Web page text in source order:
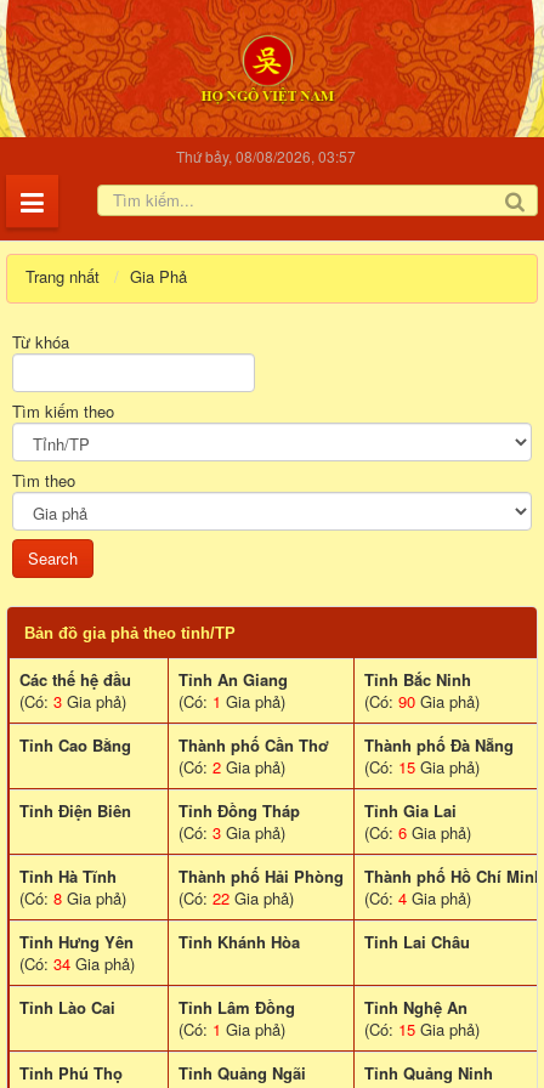
Thứ bảy, 08/08/2026, 03:57
Trang nhất Gia Phả
Từ khóa
Tìm kiếm theo
Tìm theo
Bản đồ gia phả theo tỉnh/TP
Các thế hệ đầu
(Có: 3 Gia phả)
Tỉnh An Giang
(Có: 1 Gia phả)
Tỉnh Bắc Ninh
(Có: 90 Gia phả)
Tỉnh Cao Bằng
Thành phố Cần Thơ
(Có: 2 Gia phả)
Thành phố Đà Nẵng
(Có: 15 Gia phả)
Tỉnh Điện Biên
Tỉnh Đồng Tháp
(Có: 3 Gia phả)
Tỉnh Gia Lai
(Có: 6 Gia phả)
Tỉnh Hà Tĩnh
(Có: 8 Gia phả)
Thành phố Hải Phòng
(Có: 22 Gia phả)
Thành phố Hồ Chí Minh
(Có: 4 Gia phả)
Tỉnh Hưng Yên
(Có: 34 Gia phả)
Tỉnh Khánh Hòa Tinh Lai Châu
Tỉnh Lào Cai
Tỉnh Lâm Đồng
(Có: 1 Gia phả)
Tỉnh Nghệ An
(Có: 15 Gia phả)
Tỉnh Phú Thọ
Tỉnh Quảng Ngãi
Tỉnh Quảng Ninh